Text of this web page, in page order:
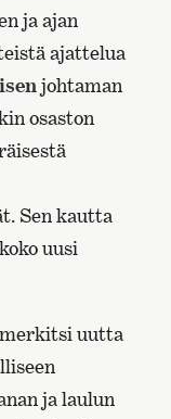
ja ajan
ajattelua
johtaman
osaston
Sen kautta
uusi
uutta
ja laulun